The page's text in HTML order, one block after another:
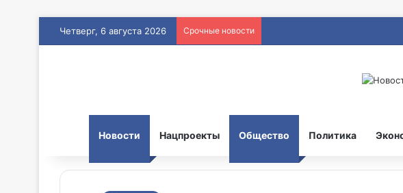
Четверг, 6 августа 2026 Срочные новости
Новости Нацпроекты Общество Политика